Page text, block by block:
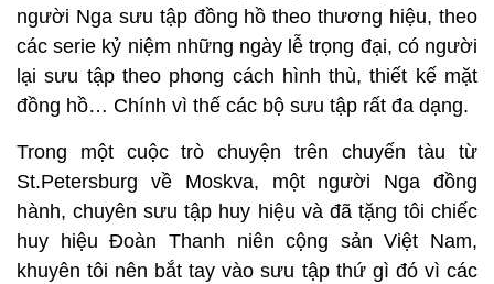
người Nga sưu tập đồng hồ theo thương hiệu, theo
các serie kỷ niệm những ngày lễ trọng đại, có người
lại sưu tập theo phong cách hình thù, thiết kế mặt
đồng hồ… Chính vì thế các bộ sưu tập rất đa dạng.
Trong một cuộc trò chuyện trên chuyến tàu từ
St.Petersburg về Moskva, một người Nga đồng
hành, chuyên sưu tập huy hiệu và đã tặng tôi chiếc
huy hiệu Đoàn Thanh niên cộng sản Việt Nam,
khuyên tôi nên bắt tay vào sưu tập thứ gì đó vì các